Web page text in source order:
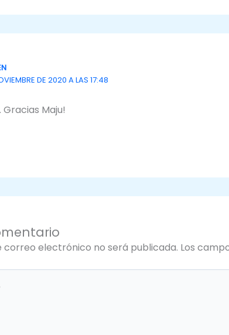
DE 2020 A LAS 17:48
Maju!
correo electrónico no será publicada. Los